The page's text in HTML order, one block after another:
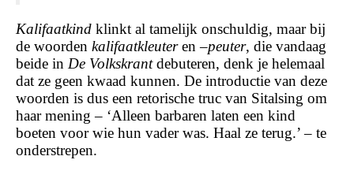
Kalifaatkind klinkt al tamelijk onschuldig, maar bij
de woorden kalifaatkleuteren –peuter, die vandaag
beide in De Volkskrantdebuteren, denk je helemaal
dat ze geen kwaad kunnen. De introductie van deze
woorden is dus een retorische truc van Sitalsing om
haar mening – ‘Alleen barbaren laten een kind
boeten voor wie hun vader was. Haal ze terug.’ – te
onderstrepen.